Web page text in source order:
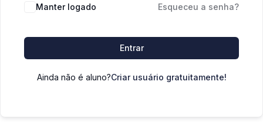
Manter logado Esqueceu a senha?
Entrar
Ainda não é aluno?Criar usuário gratuitamente!